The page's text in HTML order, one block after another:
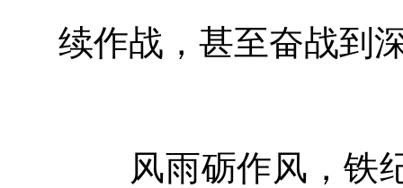
续作战，甚至奋战到
风雨砺作风，铁纪